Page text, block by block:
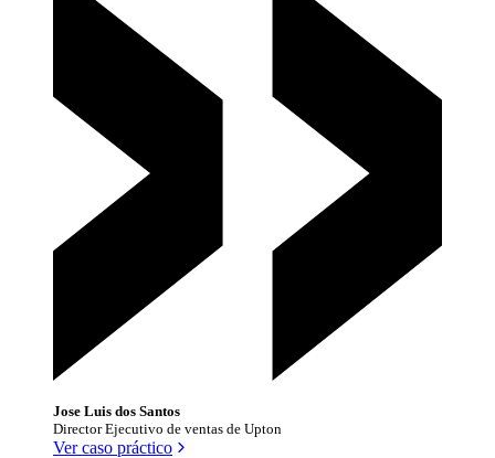
Jose Luis dos Santos
Director Ejecutivo de ventas de Upton
Ver caso práctico